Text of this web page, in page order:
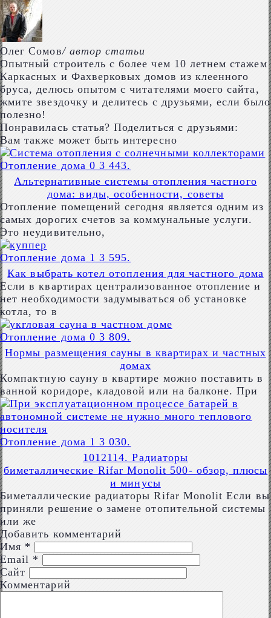
Олег Сомов/ автор статьи
Опытный строитель с более чем 10 летнем стажем
Каркасных и Фахверковых домов из клеенного
бруса, делюсь опытом с читателями моего сайта,
жмите звездочку и делитесь с друзьями, если было
полезно!
Понравилась статья? Поделиться с друзьями:
Вам также может быть интересно
Отопление дома 0 3 443.
Альтернативные системы отопления частного
дома: виды, особенности, советы
Отопление помещений сегодня является одним из
самых дорогих счетов за коммунальные услуги.
Это неудивительно,
Отопление дома 1 3 595.
Как выбрать котел отопления для частного дома
Если в квартирах централизованное отопление и
нет необходимости задумываться об установке
котла, то в
Отопление дома 0 3 809.
Нормы размещения сауны в квартирах и частных
домах
Компактную сауну в квартире можно поставить в
ванной коридоре, кладовой или на балконе. При
Отопление дома 1 3 030.
1012114. Радиаторы
биметаллические Rifar Monolit 500- обзор, плюсы
и минусы
Биметаллические радиаторы Rifar Monolit Если вы
приняли решение о замене отопительной системы
или же
Добавить комментарий
Имя *
Email *
Сайт
Комментарий